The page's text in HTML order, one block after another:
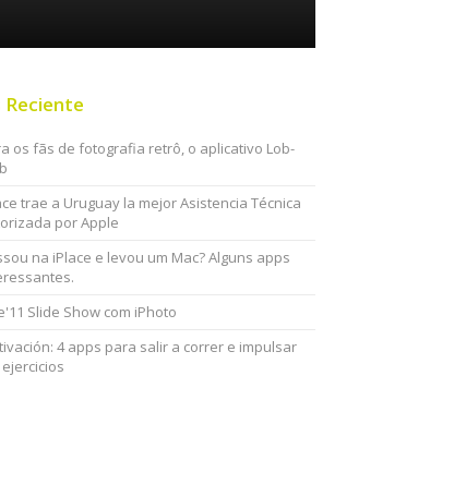
Reciente
os fãs de fotografia retrô, o aplicativo Lob-
trae a Uruguay la mejor Asistencia Técnica
por Apple
na iPlace e levou um Mac? Alguns apps
Slide Show com iPhoto
4 apps para salir a correr e impulsar